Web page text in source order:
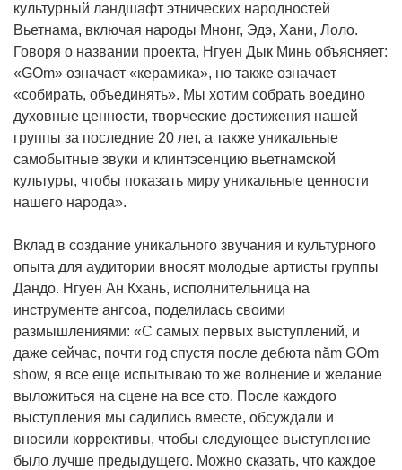
культурный ландшафт этнических народностей
Вьетнама, включая народы Мнонг, Эдэ, Хани, Лоло.
Говоря о названии проекта, Нгуен Дык Минь объясняет:
«GOm» означает «керамика», но также означает
«собирать, объединять». Мы хотим собрать воедино
духовные ценности, творческие достижения нашей
группы за последние 20 лет, а также уникальные
самобытные звуки и клинтэсенцию вьетнамской
культуры, чтобы показать миру уникальные ценности
нашего народа».
Вклад в создание уникального звучания и культурного
опыта для аудитории вносят молодые артисты группы
Дандо. Нгуен Ан Кхань, исполнительница на
инструменте ангсоа, поделилась своими
размышлениями: «С самых первых выступлений, и
даже сейчас, почти год спустя после дебюта năm GOm
show, я все еще испытываю то же волнение и желание
выложиться на сцене на все сто. После каждого
выступления мы садились вместе, обсуждали и
вносили коррективы, чтобы следующее выступление
было лучше предыдущего. Можно сказать, что каждое